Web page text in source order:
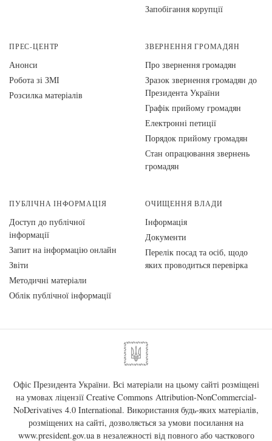
Запобігання корупції
ПРЕС-ЦЕНТР
Анонси
Робота зі ЗМІ
Розсилка матеріалів
ЗВЕРНЕННЯ ГРОМАДЯН
Про звернення громадян
Зразок звернення громадян до
Президента України
Графік прийому громадян
Електронні петиції
Порядок прийому громадян
Стан опрацювання звернень
громадян
ПУБЛІЧНА ІНФОРМАЦІЯ
Доступ до публічної
інформації
Запит на інформацію онлайн
Звіти
Методичні матеріали
Облік публічної інформації
ОЧИЩЕННЯ ВЛАДИ
Інформація
Документи
Перелік посад та осіб, щодо
яких проводиться перевірка
Офіс Президента України. Всі матеріали на цьому сайті розміщені
на умовах ліцензії Creative Commons Attribution-NonCommercial-
NoDerivatives 4.0 International. Використання будь-яких матеріалів,
розміщених на сайті, дозволяється за умови посилання на
www.president.gov.uaв незалежності від повного або часткового